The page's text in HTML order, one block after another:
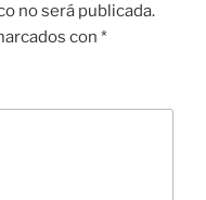
no será publicada.
con *